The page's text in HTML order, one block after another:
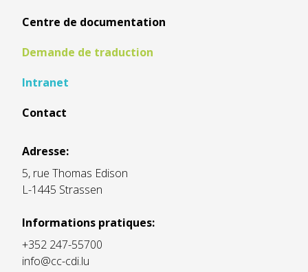
Centre de documentation
Demande de traduction
Intranet
Contact
Adresse:
5, rue Thomas Edison
L-1445 Strassen
Informations pratiques:
+352 247-55700
info@cc-cdi.lu